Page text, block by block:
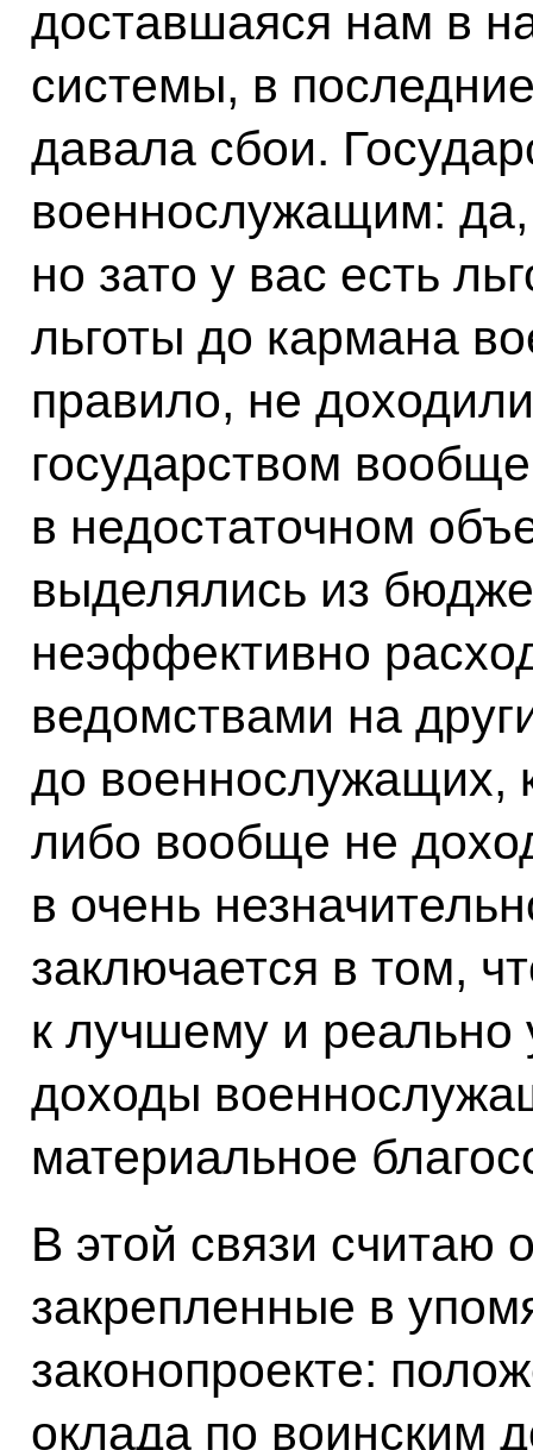
доставшаяся нам в
системы, в
давала сбои.
военнослужащим:
но зато у вас есть
льготы до кармана
правило, не
государством
в недостаточном
выделялись из
неэффективно
ведомствами на
до военнослужащих,
либо вообще не
в очень
заключается в том,
к лучшему и
доходы
материальное
В этой связи считаю
закрепленные в
законопроекте:
оклада по воинским